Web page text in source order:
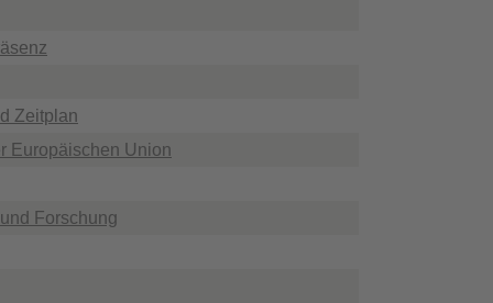
Zeitplan
Europäischen Union
Forschung